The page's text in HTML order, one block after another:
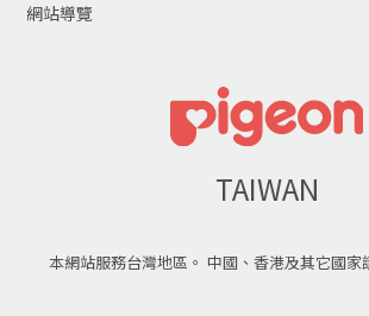
網站導覽
TAIWAN
本網站服務台灣地區。 中國、香港及其它國家